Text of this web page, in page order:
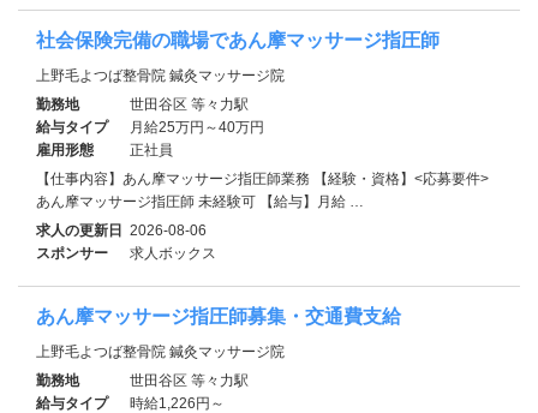
社会保険完備の職場であん摩マッサージ指圧師
上野毛よつば整骨院 鍼灸マッサージ院
勤務地
世田谷区 等々力駅
給与タイプ
月給25万円～40万円
雇用形態
正社員
【仕事内容】あん摩マッサージ指圧師業務 【経験・資格】<応募要件>
あん摩マッサージ指圧師 未経験可 【給与】月給 …
求人の更新日 2026-08-06
スポンサー
求人ボックス
あん摩マッサージ指圧師募集・交通費支給
上野毛よつば整骨院 鍼灸マッサージ院
勤務地
世田谷区 等々力駅
給与タイプ
時給1,226円～